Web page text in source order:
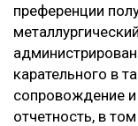
преференции
карательного в
сопровождение и
отчетность, в